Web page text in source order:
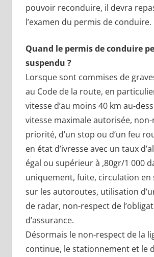
pouvoir reconduire, il devra
l’examen du permis de conduire.
Quand le permis de conduire
suspendu ?
Lorsque sont commises de
au Code de la route, en
vitesse d’au moins 40 km au-
vitesse maximale autorisée,
priorité, d’un stop ou d’un feu
en état d’ivresse avec un taux
égal ou supérieur à ,80gr/1 000
uniquement, fuite, circulation en
sur les autoroutes, utilisation
de radar, non-respect de
d’assurance.
Désormais le non-respect de la
continue, le stationnement et le